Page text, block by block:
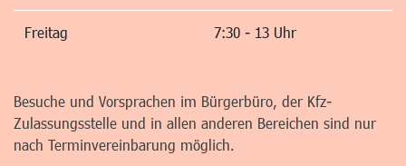
Freitag 7:30 - 13 Uhr
Besuche und Vorsprachen im Bürgerbüro, der Kfz-
Zulassungsstelle und in allen anderen Bereichen sind nur
nach Terminvereinbarung möglich.